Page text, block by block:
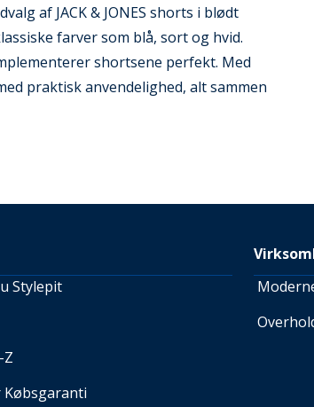
af JACK & JONES shorts i blødt
farver som blå, sort og hvid.
shortsene perfekt. Med
praktisk anvendelighed, alt sammen
Stylepit
Z
Købsgaranti